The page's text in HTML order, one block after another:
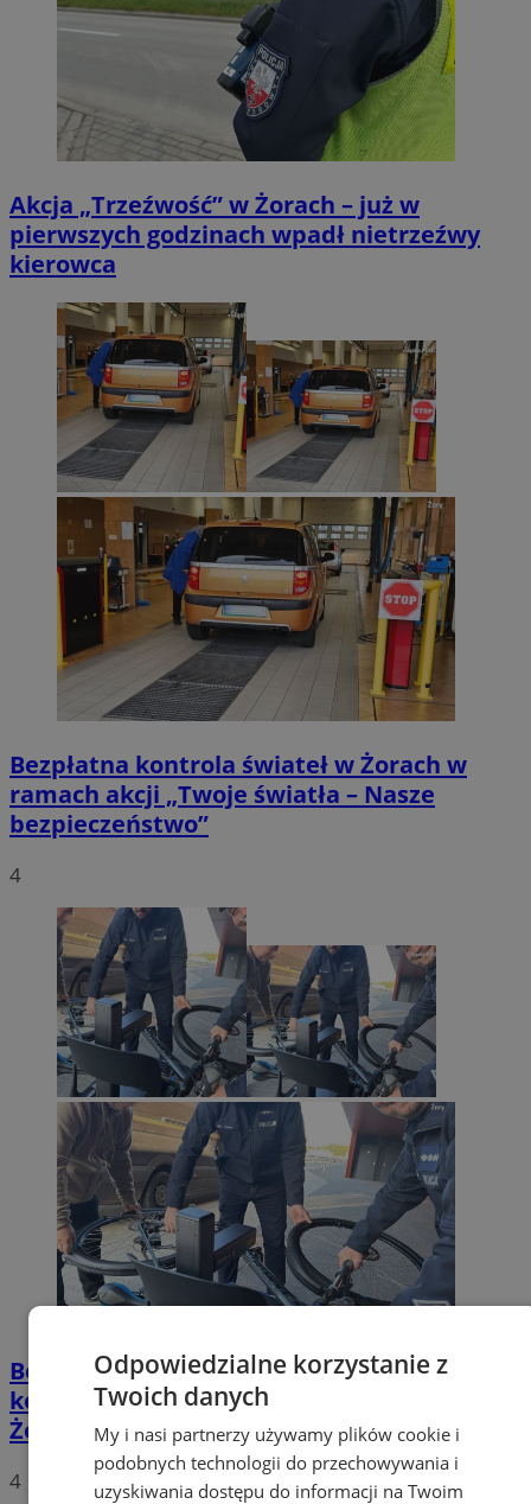
Akcja „Trzeźwość” w Żorach – już w
pierwszych godzinach wpadł nietrzeźwy
kierowca
Bezpłatna kontrola świateł w Żorach w
ramach akcji „Twoje światła – Nasze
bezpieczeństwo”
4
Bezpieczeństwo na dwóch kółkach –
kolejna akcja znakowania rowerów w
Żorach
4
Odpowiedzialne korzystanie z
Twoich danych
My i nasi partnerzy używamy plików cookie i
podobnych technologii do przechowywania i
uzyskiwania dostępu do informacji na Twoim